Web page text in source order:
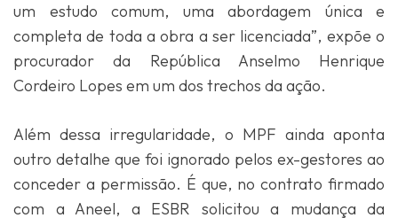
um estudo comum, uma abordagem única e
completa de toda a obra a ser licenciada”, expõe o
procurador da República Anselmo Henrique
Cordeiro Lopes em um dos trechos da ação.
Além dessa irregularidade, o MPF ainda aponta
outro detalhe que foi ignorado pelos ex-gestores ao
conceder a permissão. É que, no contrato firmado
com a Aneel, a ESBR solicitou a mudança da